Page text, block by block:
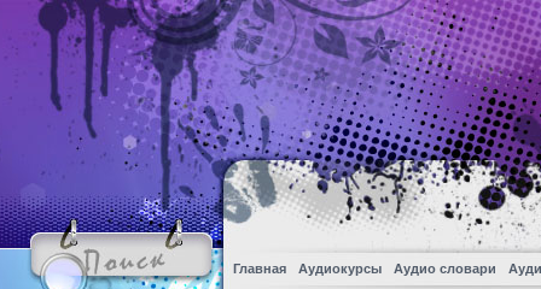
Главная Аудиокурсы Аудио словари